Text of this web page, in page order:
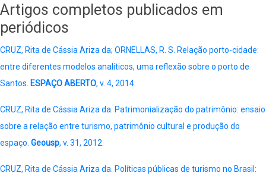
Artigos completos publicados em
periódicos
CRUZ, Rita de Cássia Ariza da; ORNELLAS, R. S. Relação porto-cidade:
entre diferentes modelos analíticos, uma reflexão sobre o porto de
Santos. ESPAÇO ABERTO, v. 4, 2014.
CRUZ, Rita de Cássia Ariza da. Patrimonialização do patrimônio: ensaio
sobre a relação entre turismo, patrimônio cultural e produção do
espaço. Geousp, v. 31, 2012.
CRUZ, Rita de Cássia Ariza da. Políticas públicas de turismo no Brasil: